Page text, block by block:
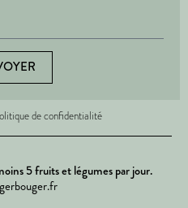
de confidentialité
5 fruits et légumes par jour.